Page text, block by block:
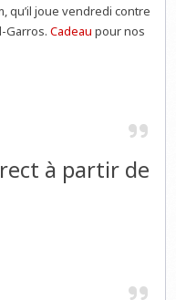
qu’il joue vendredi contre
Garros.Cadeau pour nos
à partir de